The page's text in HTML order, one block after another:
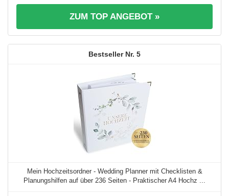
ZUM TOP ANGEBOT »
5
Mein Hochzeitsordner - Wedding Planner mit Checklisten &
Planungshilfen auf über 236 Seiten - Praktischer A4 Hochz ...